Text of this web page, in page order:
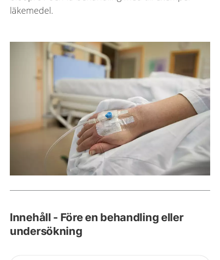
läkemedel.
Innehåll - Före en behandling eller
undersökning